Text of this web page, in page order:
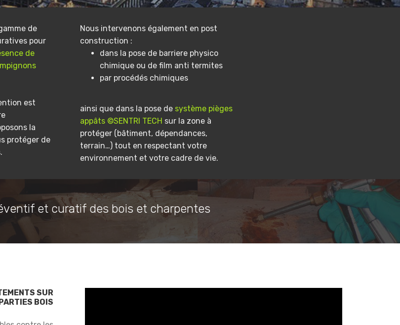
de
pour
de
est
la
protéger de
Nous intervenons également en post
construction :
dans la pose de barriere physico
chimique ou de film anti termites
par procédés chimiques
ainsi que dans la pose de système pièges
appâts ©SENTRI TECH sur la zone à
protéger (bâtiment, dépendances,
terrain…) tout en respectant votre
environnement et votre cadre de vie.
et curatif des bois et charpentes
SUR
BOIS